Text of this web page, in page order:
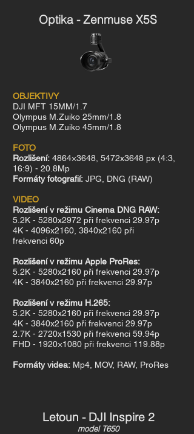
Optika - Zenmuse X5S
OBJEKTIVY
DJI MFT 15MM/1.7
Olympus M.Zuiko 25mm/1.8
Olympus M.Zuiko 45mm/1.8
FOTO
Rozlišení: 4864×3648, 5472x3648 px (4:3,
16:9) - 20.8Mp
Formáty fotografií: JPG, DNG (RAW)
VIDEO
Rozlišení v režimu Cinema DNG RAW:
5.2K - 5280x2972 při frekvenci 29.97p
4K - 4096x2160, 3840x2160 při
frekvenci 60p
Rozlišení v režimu Apple ProRes:
5.2K - 5280x2160 při frekvenci 29.97p
4K - 3840x2160 při frekvenci 29.97p
Rozlišení v režimu H.265:
5.2K - 5280x2160 při frekvenci 29.97p
4K - 3840x2160 při frekvenci 29.97p
2.7K - 2720x1530 při frekvenci 59.94p
FHD - 1920×1080 při frekvenci 119.88p
Formáty videa: Mp4, MOV, RAW, ProRes
Letoun - DJI Inspire 2
model T650